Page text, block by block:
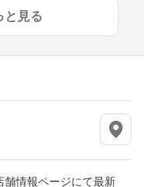
と見る
舗情報ページにて最新